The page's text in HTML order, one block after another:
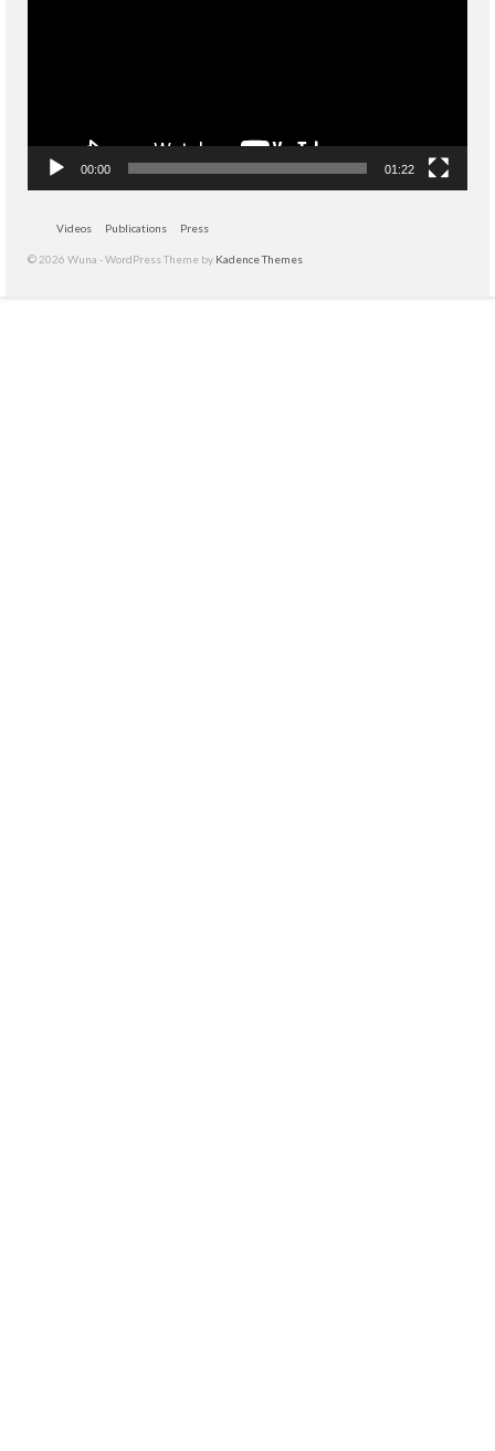
00:00 01:22
Videos Publications Press
© 2026 Wuna - WordPress Theme by Kadence Themes